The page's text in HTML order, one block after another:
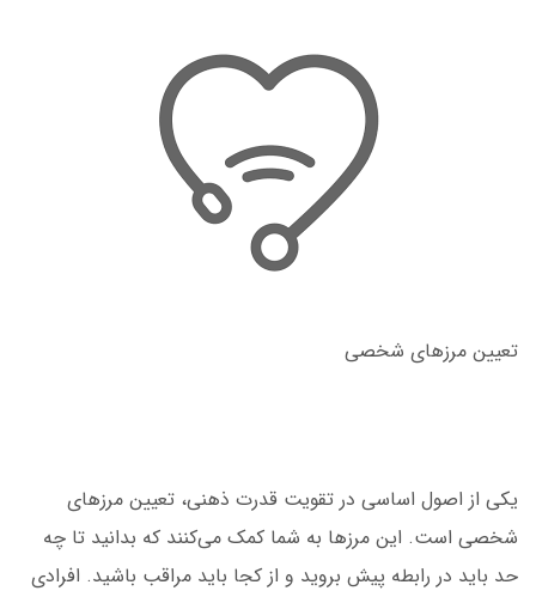
تعیین مرزهای شخصی
یکی از اصول اساسی در تقویت قدرت ذهنی، تعیین مرزهای
شخصی است. این مرزها به شما کمک می‌کنند که بدانید تا چه
حد باید در رابطه پیش بروید و از کجا باید مراقب باشید. افرادی